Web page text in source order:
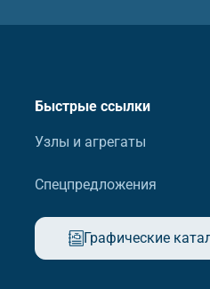
Быстрые ссылки
Узлы и агрегаты
Спецпредложения
Графические